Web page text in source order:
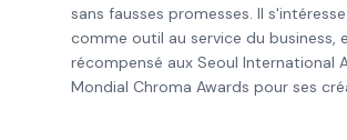
sans fausses promesses. Il
comme outil au service du business,
récompensé aux Seoul International
Mondial Chroma Awards pour ses